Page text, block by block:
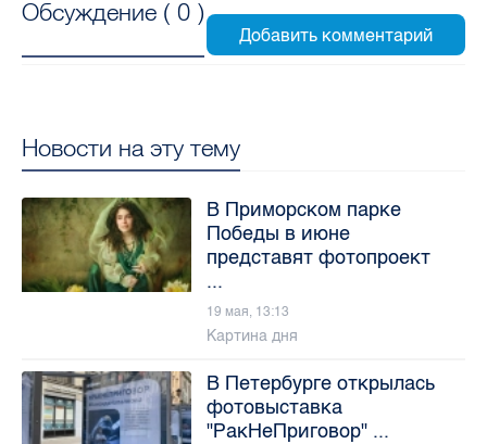
Обсуждение ( 0 )
Новости на эту тему
В Приморском парке
Победы в июне
представят фотопроект
...
19 мая, 13:13
Картина дня
В Петербурге открылась
фотовыставка
"РакНеПриговор" ...